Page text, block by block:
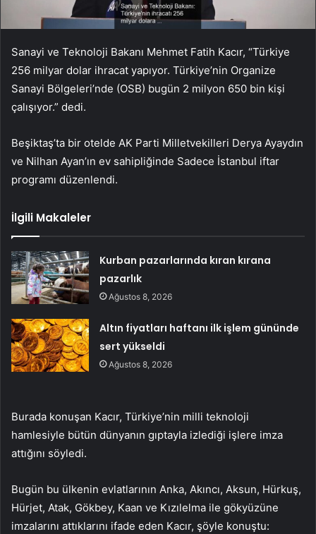
Sanayi ve Teknoloji Bakanı Mehmet Fatih Kacır, “Türkiye
256 milyar dolar ihracat yapıyor. Türkiye’nin Organize
Sanayi Bölgeleri’nde (OSB) bugün 2 milyon 650 bin kişi
çalışıyor.” dedi.
Beşiktaş’ta bir otelde AK Parti Milletvekilleri Derya Ayaydın
ve Nilhan Ayan’ın ev sahipliğinde Sadece İstanbul iftar
programı düzenlendi.
İlgili Makaleler
Kurban pazarlarında kıran kırana
pazarlık
Ağustos 8, 2026
Altın fiyatları haftanı ilk işlem gününde
sert yükseldi
Ağustos 8, 2026
Burada konuşan Kacır, Türkiye’nin milli teknoloji
hamlesiyle bütün dünyanın gıptayla izlediği işlere imza
attığını söyledi.
Bugün bu ülkenin evlatlarının Anka, Akıncı, Aksun, Hürkuş,
Hürjet, Atak, Gökbey, Kaan ve Kızılelma ile gökyüzüne
imzalarını attıklarını ifade eden Kacır, şöyle konuştu: